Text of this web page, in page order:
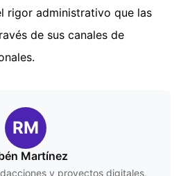
rigor administrativo que las
de sus canales de
RM
Martínez
y proyectos digitales,